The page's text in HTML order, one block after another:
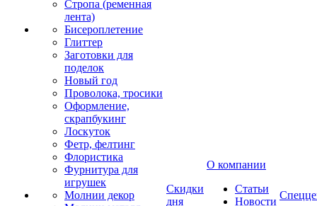
Стропа (ременная
лента)
Бисероплетение
Глиттер
Заготовки для
поделок
Новый год
Проволока, тросики
Оформление,
скрапбукинг
Лоскуток
Фетр, фелтинг
Флористика
Фурнитура для
игрушек
Молнии декор
Скидки
дня
О компании
Статьи
Новости